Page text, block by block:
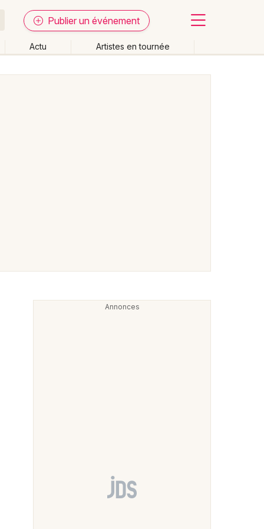
Publier un événement
Actu Artistes en tournée